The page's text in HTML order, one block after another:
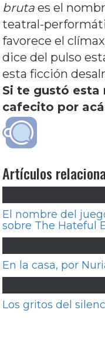
bruta es el
teatral-
favorece el
dice del pulso
esta ficción
Si te gustó esta
cafecito por
Artículos
El nombre del
sobre The Hateful
En la casa, por
Los gritos del